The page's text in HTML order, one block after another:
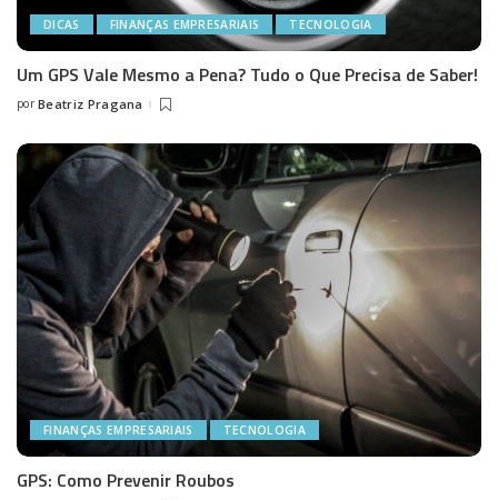
DICAS FINANÇAS EMPRESARIAIS TECNOLOGIA
Um GPS Vale Mesmo a Pena? Tudo o Que Precisa de Saber!
Posted
por Beatriz Pragana
FINANÇAS EMPRESARIAIS TECNOLOGIA
GPS: Como Prevenir Roubos